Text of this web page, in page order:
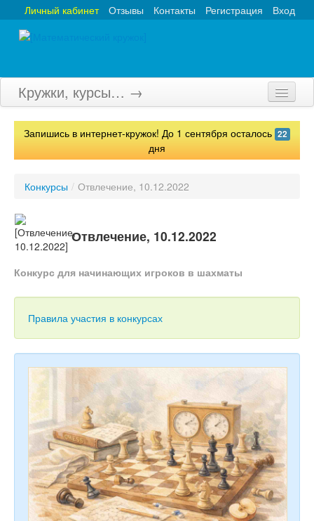
Вход
Регистрация
Контакты
Отзывы
Личный кабинет
Кружки, курсы… →
Главная
Турниры
Тесты
Игры
Учитель
Запишись в интернет-кружок! До 1 сентября осталось 22
дня
Конкурсы / Отвлечение, 10.12.2022
Отвлечение, 10.12.2022
Конкурс для начинающих игроков в шахматы
Правила участия в конкурсах